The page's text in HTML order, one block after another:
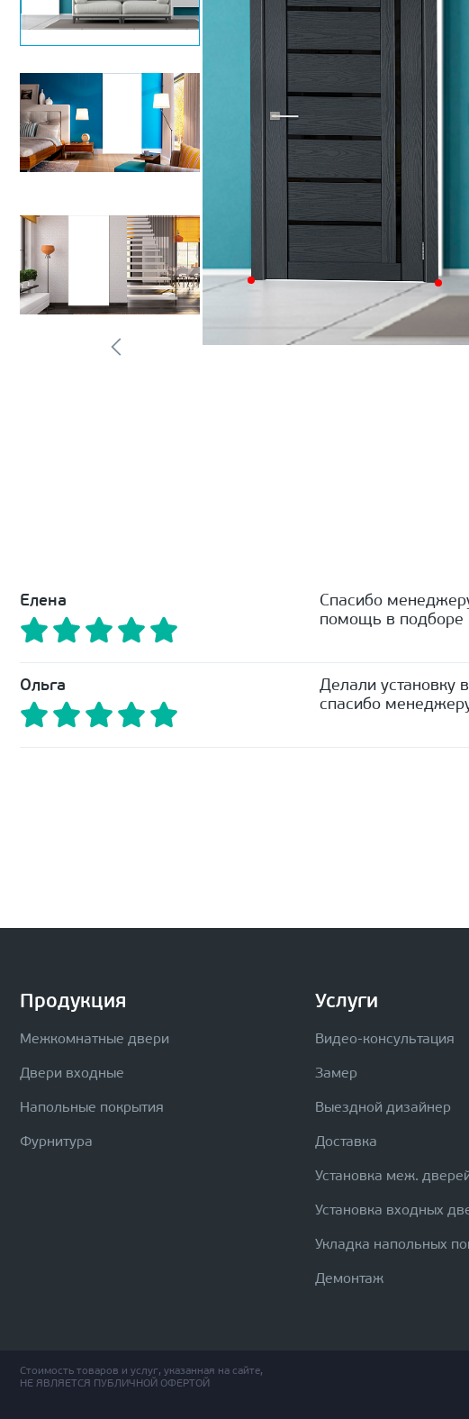
Елена
Спасибо
помощь в подборе
Ольга
Делали установку
спасибо
Продукция
Межкомнатные двери
Двери входные
Напольные покрытия
Фурнитура
Услуги
Видео-консультация
Замер
Выездной дизайнер
Доставка
Установка меж.
Установка входных
Укладка напольных
Демонтаж
Стоимость товаров и услуг, указанная на сайте,
НЕ ЯВЛЯЕТСЯ ПУБЛИЧНОЙ ОФЕРТОЙ